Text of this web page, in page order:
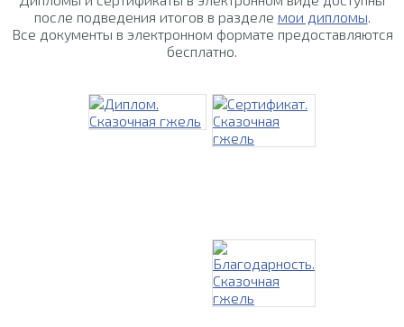
после подведения итогов в разделе мои дипломы.
Все документы в электронном формате предоставляются
бесплатно.